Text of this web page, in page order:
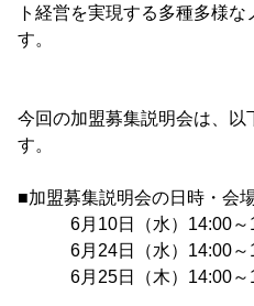
ト経営を実現する多種多様
す。
今回の加盟募集説明会は、以
す。
■加盟募集説明会の日時・会
6月10日（水）14:00～
6月24日（水）14:00～
6月25日（木）14:00～